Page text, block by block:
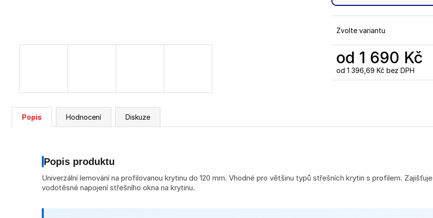
Zvolte variantu
od 1 690 Kč
od 1 396,69 Kč bez DPH
Měrná
Popis Hodnocení Diskuze
Popis produktu
Univerzální lemování na profilovanou krytinu do 120 mm. Vhodné pro většinu typů střešních krytin s profilem. Zajišťuje
vodotěsné napojení střešního okna na krytinu.